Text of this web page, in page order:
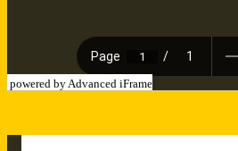
powered by Advanced iFrame